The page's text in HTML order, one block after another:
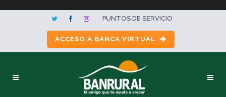
PUNTOS DE SERVICIO
ACCESO A BANCA VIRTUAL